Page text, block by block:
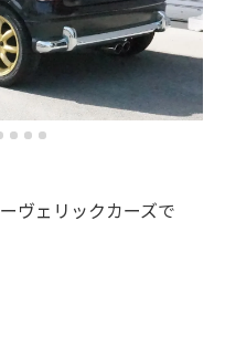
ヴェリックカーズで